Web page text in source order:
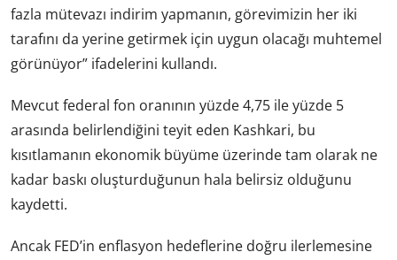
fazla mütevazı indirim yapmanın, görevimizin her iki
tarafını da yerine getirmek için uygun olacağı muhtemel
görünüyor” ifadelerini kullandı.
Mevcut federal fon oranının yüzde 4,75 ile yüzde 5
arasında belirlendiğini teyit eden Kashkari, bu
kısıtlamanın ekonomik büyüme üzerinde tam olarak ne
kadar baskı oluşturduğunun hala belirsiz olduğunu
kaydetti.
Ancak FED’in enflasyon hedeflerine doğru ilerlemesine